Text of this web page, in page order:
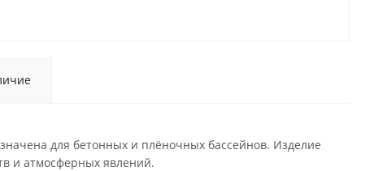
для бетонных и плёночных бассейнов. Изделие
и атмосферных явлений.